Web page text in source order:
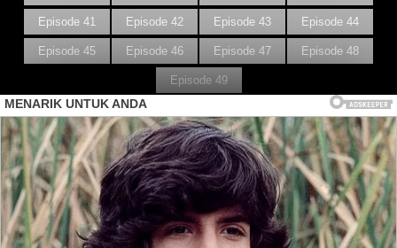
Episode 41 Episode 42 Episode 43 Episode 44
Episode 45 Episode 46 Episode 47 Episode 48
Episode 49